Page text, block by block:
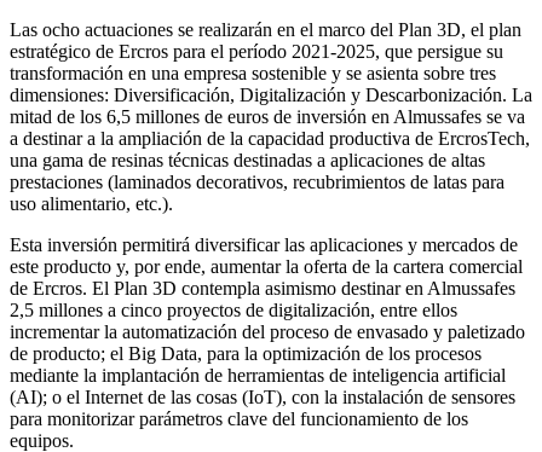
Las ocho actuaciones se realizarán en el marco del Plan 3D, el plan
estratégico de Ercros para el período 2021-2025, que persigue su
transformación en una empresa sostenible y se asienta sobre tres
dimensiones: Diversificación, Digitalización y Descarbonización. La
mitad de los 6,5 millones de euros de inversión en Almussafes se va
a destinar a la ampliación de la capacidad productiva de ErcrosTech,
una gama de resinas técnicas destinadas a aplicaciones de altas
prestaciones (laminados decorativos, recubrimientos de latas para
uso alimentario, etc.).
Esta inversión permitirá diversificar las aplicaciones y mercados de
este producto y, por ende, aumentar la oferta de la cartera comercial
de Ercros. El Plan 3D contempla asimismo destinar en Almussafes
2,5 millones a cinco proyectos de digitalización, entre ellos
incrementar la automatización del proceso de envasado y paletizado
de producto; el Big Data, para la optimización de los procesos
mediante la implantación de herramientas de inteligencia artificial
(AI); o el Internet de las cosas (IoT), con la instalación de sensores
para monitorizar parámetros clave del funcionamiento de los
equipos.